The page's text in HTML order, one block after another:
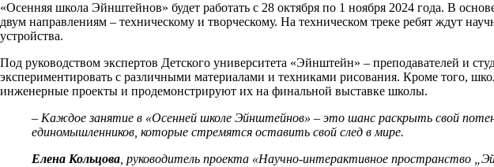
«Осенняя школа Эйнштейнов» будет работать с 28 октября по 1 ноября 2024 года. В
двум направлениям – техническому и творческому. На техническом треке ребят ждут
устройства.
Под руководством экспертов Детского университета «Эйнштейн» – преподавателей и
экспериментировать с различными материалами и техниками рисования. Кроме того,
инженерные проекты и продемонстрируют их на финальной выставке школы.
– Каждое занятие в «Осенней школе Эйнштейнов» – это шанс раскрыть свой
единомышленников, которые стремятся оставить свой след в мире.
Елена Кольцова , руководитель проекта «Научно-интерактивное пространство